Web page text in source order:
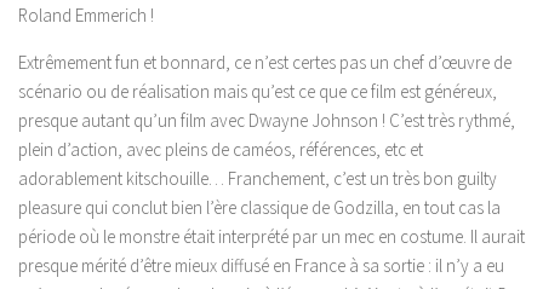
Roland Emmerich !
Extrêmement fun et bonnard, ce n’est certes pas un chef d’œuvre de
scénario ou de réalisation mais qu’est ce que ce film est généreux,
presque autant qu’un film avec Dwayne Johnson ! C’est très rythmé,
plein d’action, avec pleins de caméos, références, etc et
adorablement kitschouille… Franchement, c’est un très bon guilty
pleasure qui conclut bien l’ère classique de Godzilla, en tout cas la
période où le monstre était interprété par un mec en costume. Il aurait
presque mérité d’être mieux diffusé en France à sa sortie : il n’y a eu